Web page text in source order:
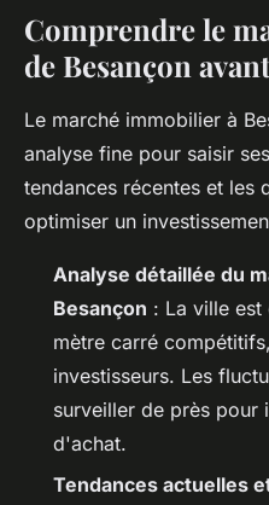
Comprendre le
de Besançon
Le marché immobilier à
analyse fine pour saisir
tendances récentes et les
optimiser un
Analyse détaillée du
Besançon : La ville
mètre carré
investisseurs. Les
surveiller de près pour
d'achat.
Tendances actuelles